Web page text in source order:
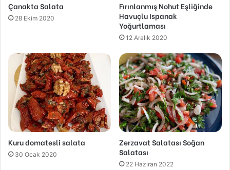
Çanakta Salata
28 Ekim 2020
Fırınlanmış Nohut Eşliğinde
Havuçlu Ispanak
Yoğurtlaması
12 Aralık 2020
Kuru domatesli salata
30 Ocak 2020
Zerzavat Salatası Soğan
Salatası
22 Haziran 2022